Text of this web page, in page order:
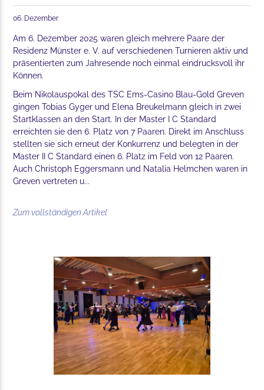
06. Dezember
Am 6. Dezember 2025 waren gleich mehrere Paare der
Residenz Münster e. V. auf verschiedenen Turnieren aktiv und
präsentierten zum Jahresende noch einmal eindrucksvoll ihr
Können.
Beim Nikolauspokal des TSC Ems-Casino Blau-Gold Greven
gingen Tobias Gyger und Elena Breukelmann gleich in zwei
Startklassen an den Start. In der Master I C Standard
erreichten sie den 6. Platz von 7 Paaren. Direkt im Anschluss
stellten sie sich erneut der Konkurrenz und belegten in der
Master II C Standard einen 6. Platz im Feld von 12 Paaren.
Auch Christoph Eggersmann und Natalia Helmchen waren in
Greven vertreten u...
Zum vollständigen Artikel